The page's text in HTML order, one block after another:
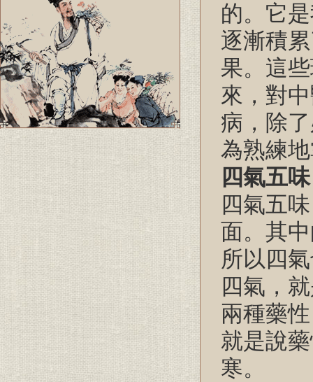
的。它
逐漸積
果。這
來，對
病，除
為熟練
四氣五味
四氣五
面。其
所以四
四氣，
兩種藥
就是說
寒。